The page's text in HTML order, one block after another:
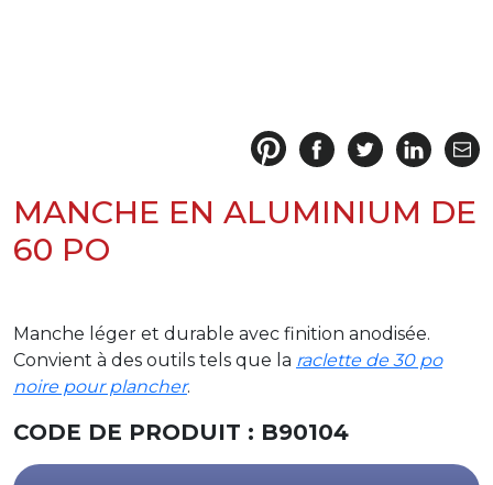
MANCHE EN ALUMINIUM DE
60 PO
Manche léger et durable avec finition anodisée.
Convient à des outils tels que la raclette de 30 po
noire pour plancher.
CODE DE PRODUIT : B90104